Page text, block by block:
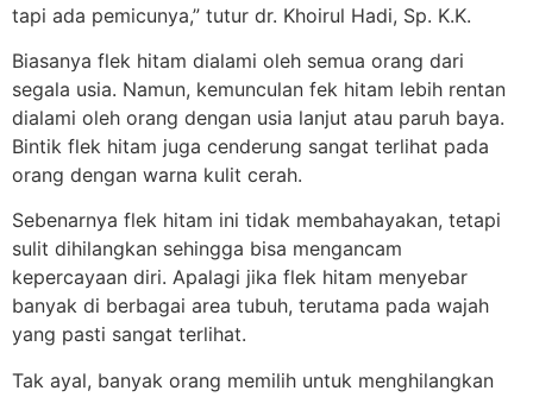
tapi ada pemicunya,” tutur dr. Khoirul Hadi, Sp. K.K.
Biasanya flek hitam dialami oleh semua orang dari
segala usia. Namun, kemunculan fek hitam lebih rentan
dialami oleh orang dengan usia lanjut atau paruh baya.
Bintik flek hitam juga cenderung sangat terlihat pada
orang dengan warna kulit cerah.
Sebenarnya flek hitam ini tidak membahayakan, tetapi
sulit dihilangkan sehingga bisa mengancam
kepercayaan diri. Apalagi jika flek hitam menyebar
banyak di berbagai area tubuh, terutama pada wajah
yang pasti sangat terlihat.
Tak ayal, banyak orang memilih untuk menghilangkan